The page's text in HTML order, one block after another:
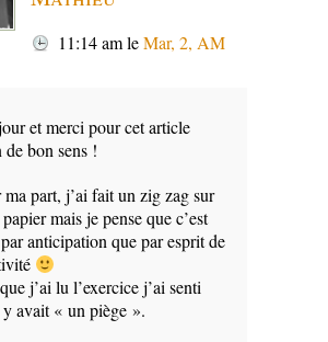
11:14 amleMar, 2, AM
et merci pour cet article
de bon sens !
ma part, j’ai fait un zig zag sur
mais je pense que c’est
anticipation que par esprit de
j’ai lu l’exercice j’ai senti
y avait « un piège ».